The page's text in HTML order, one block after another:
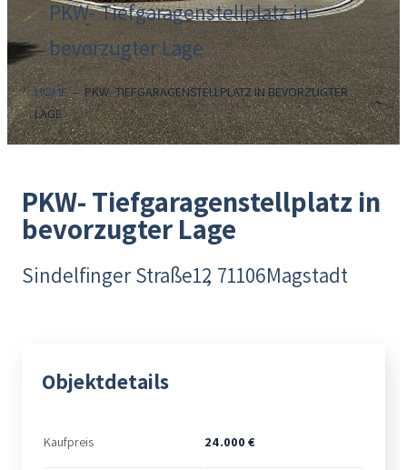
PKW- Tiefgaragenstellplatz in
bevorzugter Lage
HOME–PKW- TIEFGARAGENSTELLPLATZ IN BEVORZUGTER
LAGE
PKW- Tiefgaragenstellplatz in
bevorzugter Lage
Sindelfinger Straße12 71106Magstadt
Objektdetails
Kaufpreis 24.000 €